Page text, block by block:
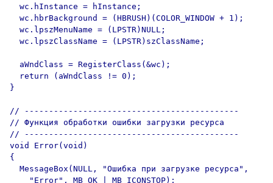
  wc.hInstance = hInstance;
  wc.hbrBackground = (HBRUSH)(COLOR_WINDOW + 1);
  wc.lpszMenuName = (LPSTR)NULL;
  wc.lpszClassName = (LPSTR)szClassName;
  aWndClass = RegisterClass(&wc);
  return (aWndClass != 0);
}
// --------------------------------------------
// Функция обработки ошибки загрузки ресурса
// --------------------------------------------
void Error(void)
{
  MessageBox(NULL, "Ошибка при загрузке ресурса",
    "Error", MB_OK | MB_ICONSTOP);